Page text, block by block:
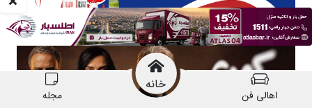
مجله
خانه
اهالی فن